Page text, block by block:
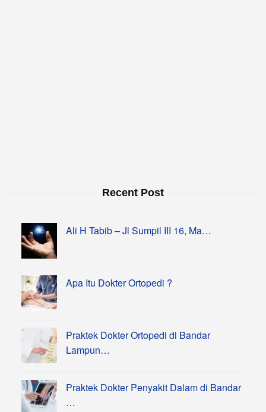
Recent Post
Ali H Tabib – Jl Sumpil III 16, Ma…
Apa Itu Dokter Ortopedi ?
Praktek Dokter Ortopedi di Bandar
Lampun…
Praktek Dokter Penyakit Dalam di Bandar
…